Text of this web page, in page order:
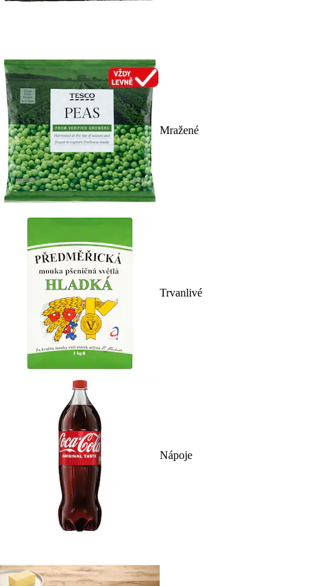
Mražené
Trvanlivé
Nápoje